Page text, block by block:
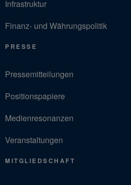
Infrastruktur
Finanz- und Währungspolitik
PRESSE
Pressemitteilungen
Positionspapiere
Medienresonanzen
Veranstaltungen
MITGLIEDSCHAFT